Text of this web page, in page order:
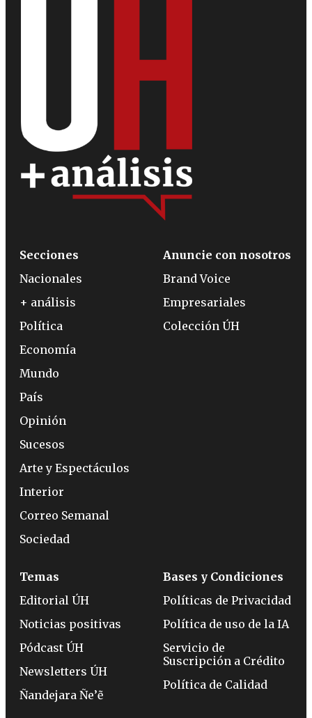
Secciones
Nacionales
+ análisis
Política
Economía
Mundo
País
Opinión
Sucesos
Arte y Espectáculos
Interior
Correo Semanal
Sociedad
Anuncie con nosotros
Brand Voice
Empresariales
Colección ÚH
Temas
Editorial ÚH
Noticias positivas
Pódcast ÚH
Newsletters ÚH
Ñandejara Ñe’ẽ
Bases y Condiciones
Políticas de Privacidad
Política de uso de la IA
Servicio de
Suscripción a Crédito
Política de Calidad